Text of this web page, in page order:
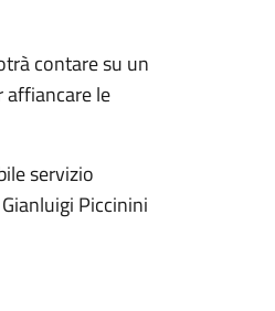
contare su un
affiancare le
servizio
Piccinini